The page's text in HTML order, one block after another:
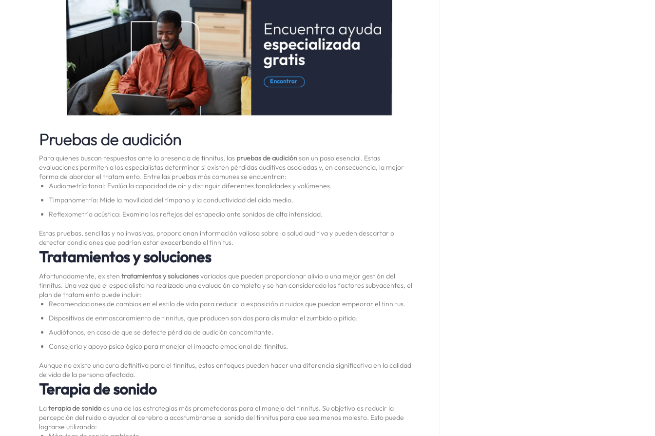
Pruebas de audición
Para quienes buscan respuestas ante la presencia de tinnitus, las pruebas de audiciónson un paso esencial. Estas
evaluaciones permiten a los especialistas determinar si existen pérdidas auditivas asociadas y, en consecuencia, la mejor
forma de abordar el tratamiento. Entre las pruebas más comunes se encuentran:
Audiometría tonal: Evalúa la capacidad de oír y distinguir diferentes tonalidades y volúmenes.
Timpanometría: Mide la movilidad del tímpano y la conductividad del oído medio.
Reflexometría acústica: Examina los reflejos del estapedio ante sonidos de alta intensidad.
Estas pruebas, sencillas y no invasivas, proporcionan información valiosa sobre la salud auditiva y pueden descartar o
detectar condiciones que podrían estar exacerbando el tinnitus.
Tratamientos y soluciones
Afortunadamente, existen tratamientos y solucionesvariados que pueden proporcionar alivio o una mejor gestión del
tinnitus. Una vez que el especialista ha realizado una evaluación completa y se han considerado los factores subyacentes, el
plan de tratamiento puede incluir:
Recomendaciones de cambios en el estilo de vida para reducir la exposición a ruidos que puedan empeorar el tinnitus.
Dispositivos de enmascaramiento de tinnitus, que producen sonidos para disimular el zumbido o pitido.
Audiófonos, en caso de que se detecte pérdida de audición concomitante.
Consejería y apoyo psicológico para manejar el impacto emocional del tinnitus.
Aunque no existe una cura definitiva para el tinnitus, estos enfoques pueden hacer una diferencia significativa en la calidad
de vida de la persona afectada.
Terapia de sonido
Laterapia de sonidoes una de las estrategias más prometedoras para el manejo del tinnitus. Su objetivo es reducir la
percepción del ruido o ayudar al cerebro a acostumbrarse al sonido del tinnitus para que sea menos molesto. Esto puede
lograrse utilizando: